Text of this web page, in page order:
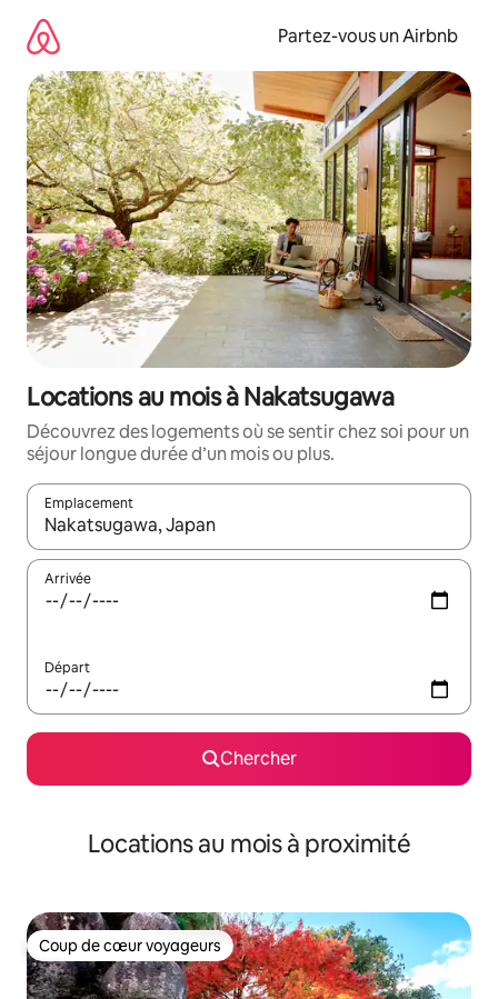
directement
contenu
Partez-vous un Airbnb
Locations au mois à Nakatsugawa
Découvrez des logements où se sentir chez soi pour un
séjour longue durée d’un mois ou plus.
Emplacement
Quand les résultats sont affichés, parcourez-les en utilisant
Arrivée
Départ
Chercher
Locations au mois à proximité
Coup de cœur voyageurs
Coup de cœur voyageurs